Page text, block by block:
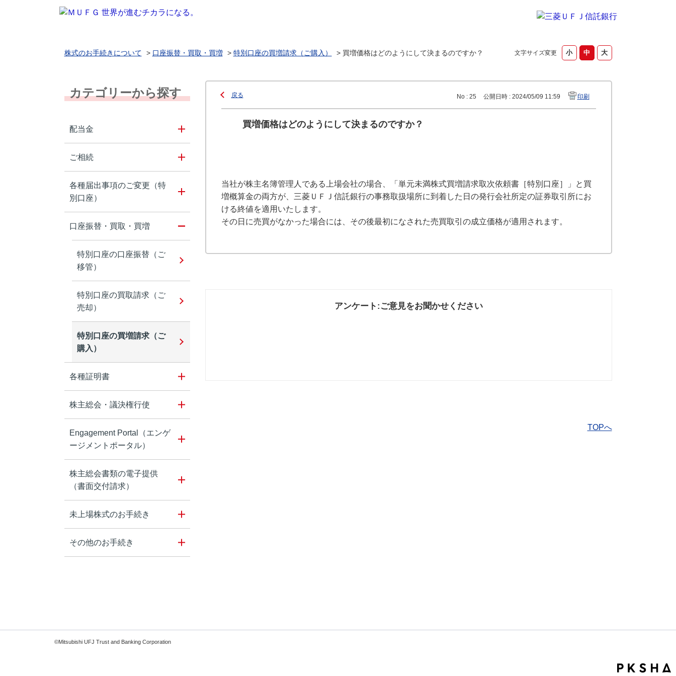
文字サイズ変更
株式のお手続きについて > 口座振替・買取・買増 > 特別口座の買増請求（ご購入） > 買増価格はどのようにして決まるのですか？
カテゴリーから探す
配当金
ご相続
各種届出事項のご変更（特
別口座）
口座振替・買取・買増
特別口座の口座振替（ご
移管）
特別口座の買取請求（ご
売却）
特別口座の買増請求（ご
購入）
各種証明書
株主総会・議決権行使
Engagement Portal（エンゲ
ージメントポータル）
株主総会書類の電子提供
（書面交付請求）
未上場株式のお手続き
その他のお手続き
戻る No : 25 公開日時 : 2024/05/09 11:59 印刷
買増価格はどのようにして決まるのですか？
当社が株主名簿管理人である上場会社の場合、「単元未満株式買増請求取次依頼書［特別口座］」と買
増概算金の両方が、三菱ＵＦＪ信託銀行の事務取扱場所に到着した日の発行会社所定の証券取引所にお
ける終値を適用いたします。
その日に売買がなかった場合には、その後最初になされた売買取引の成立価格が適用されます。
アンケート:ご意見をお聞かせください
TOPへ
©Mitsubishi UFJ Trust and Banking Corporation